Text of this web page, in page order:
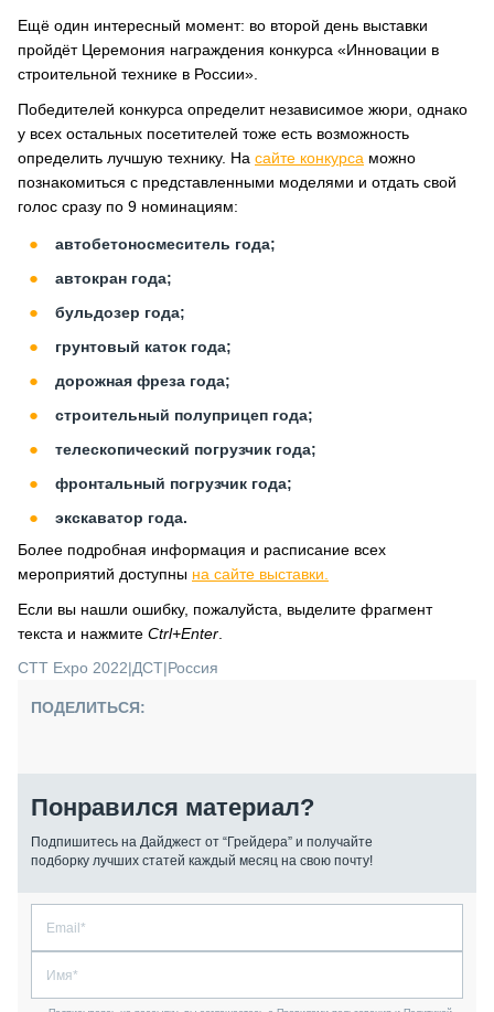
Ещё один интересный момент: во второй день выставки
пройдёт Церемония награждения конкурса «Инновации в
строительной технике в России».
Победителей конкурса определит независимое жюри, однако
у всех остальных посетителей тоже есть возможность
определить лучшую технику. На сайте конкурса можно
познакомиться с представленными моделями и отдать свой
голос сразу по 9 номинациям:
автобетоносмеситель года;
автокран года;
бульдозер года;
грунтовый каток года;
дорожная фреза года;
строительный полуприцеп года;
телескопический погрузчик года;
фронтальный погрузчик года;
экскаватор года.
Более подробная информация и расписание всех
мероприятий доступны на сайте выставки.
Если вы нашли ошибку, пожалуйста, выделите фрагмент
текста и нажмите Ctrl+Enter
CTT Expo 2022|ДСТ|Россия
ПОДЕЛИТЬСЯ:
Понравился материал?
Подпишитесь на Дайджест от “Грейдера” и получайте
подборку лучших статей каждый месяц на свою почту!